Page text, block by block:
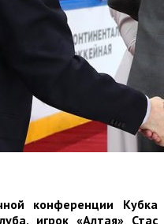
конференции Кубка
игрок «Алтая» Стас